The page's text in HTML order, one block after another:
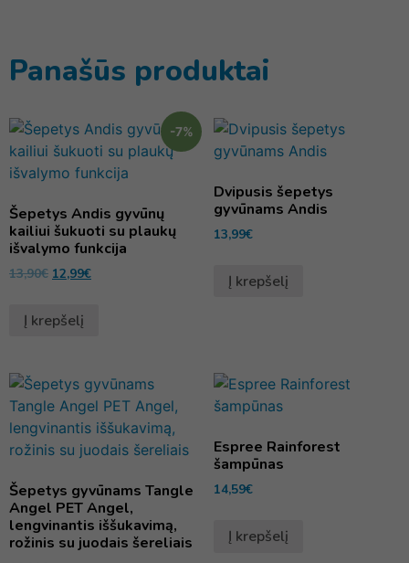
Panašūs produktai
-7%
Šepetys Andis gyvūnų
kailiui šukuoti su plaukų
išvalymo funkcija
13,90€ 12,99€
Į krepšelį
Dvipusis šepetys
gyvūnams Andis
13,99€
Į krepšelį
Šepetys gyvūnams Tangle
Angel PET Angel,
lengvinantis iššukavimą,
rožinis su juodais šereliais
Espree Rainforest
šampūnas
14,59€
Į krepšelį